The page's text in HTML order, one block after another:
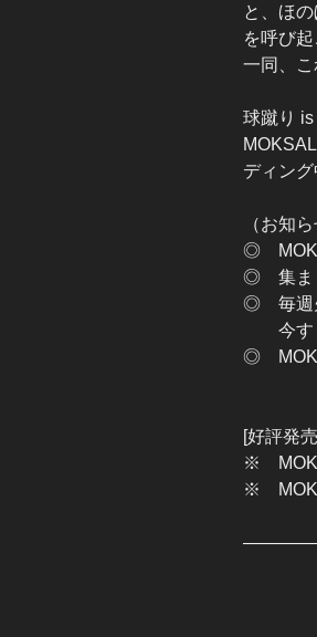
と、ほ
を呼び
一同、こ
球蹴り is
ディング
（お知ら
◎
◎ 集ま
◎ 毎週
今す
◎
⇒
[好評発
※
※